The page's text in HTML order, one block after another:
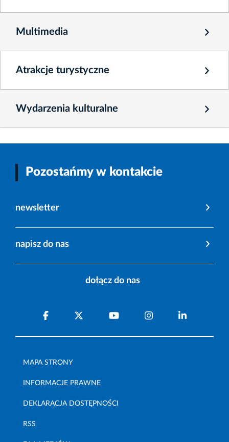
Multimedia
Atrakcje turystyczne
Wydarzenia kulturalne
Pozostańmy w kontakcie
newsletter
napisz do nas
dołącz do nas
MAPA STRONY
INFORMACJE PRAWNE
DEKLARACJA DOSTĘPNOŚCI
RSS